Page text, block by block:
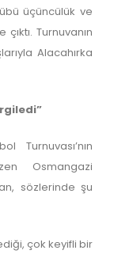
üçüncülük ve
Turnuvanın
Alacahırka
Turnuvası’nın
Osmangazi
sözlerinde şu
çok keyifli bir